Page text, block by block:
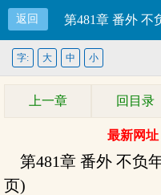
返回 第481章 番外 不
字: 大 中 小
上一章 回目录
最新网址
第481章 番外 不负
页)